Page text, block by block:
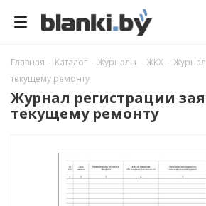
Главная - Каталог - Журналы - ЖКХ -
текущему ремонту
Журнал регистрации
текущему ремонту